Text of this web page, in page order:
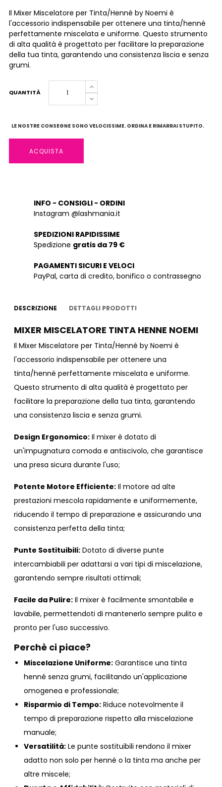
Il Mixer Miscelatore per Tinta/Henné by Noemi è
l'accessorio indispensabile per ottenere una tinta/henné
perfettamente miscelata e uniforme. Questo strumento
di alta qualità è progettato per facilitare la preparazione
della tua tinta, garantendo una consistenza liscia e senza
grumi.
QUANTITÀ
LE NOSTRE CONSEGNE SONO VELOCISSIME. ORDINA E RIMARRAI STUPITO.
ACQUISTA
INFO - CONSIGLI - ORDINI
Instagram @lashmania.it
SPEDIZIONI RAPIDISSIME
Spedizione gratis da 79 €
PAGAMENTI SICURI E VELOCI
PayPal, carta di credito, bonifico o contrassegno
DESCRIZIONE DETTAGLI PRODOTTI
MIXER MISCELATORE TINTA HENNE NOEMI
Il Mixer Miscelatore per Tinta/Henné by Noemi è
l'accessorio indispensabile per ottenere una
tinta/henné perfettamente miscelata e uniforme.
Questo strumento di alta qualità è progettato per
facilitare la preparazione della tua tinta, garantendo
una consistenza liscia e senza grumi.
Design Ergonomico: Il mixer è dotato di
un'impugnatura comoda e antiscivolo, che garantisce
una presa sicura durante l'uso;
Potente Motore Efficiente: Il motore ad alte
prestazioni mescola rapidamente e uniformemente,
riducendo il tempo di preparazione e assicurando una
consistenza perfetta della tinta;
Punte Sostituibili: Dotato di diverse punte
intercambiabili per adattarsi a vari tipi di miscelazione,
garantendo sempre risultati ottimali;
Facile da Pulire: Il mixer è facilmente smontabile e
lavabile, permettendoti di mantenerlo sempre pulito e
pronto per l'uso successivo.
Perchè ci piace?
Miscelazione Uniforme: Garantisce una tinta
henné senza grumi, facilitando un'applicazione
omogenea e professionale;
Risparmio di Tempo: Riduce notevolmente il
tempo di preparazione rispetto alla miscelazione
manuale;
Versatilità: Le punte sostituibili rendono il mixer
adatto non solo per henné o la tinta ma anche per
altre miscele;